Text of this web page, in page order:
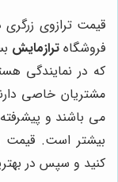
قیمت ترازوی زرگری
فروشگاهترازمایش
که در نمایندگی
مشتریان خاصی
می باشند و
بیشتر است. قیمت
کنید و سپس در